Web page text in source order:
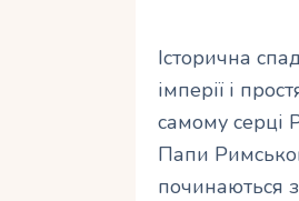
Історична
імперії і
самому серці
Папи
починаються